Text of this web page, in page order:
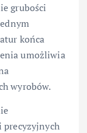
grubości
końca
umożliwia
wyrobów.
precyzyjnych